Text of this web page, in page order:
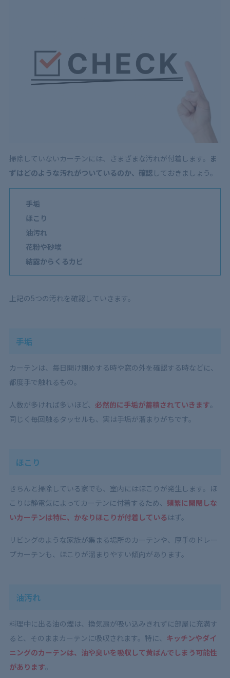
5.2臭い対策
虫対策
カーテン掃除のポイント【キレイに保つコツ3つ】
7 カーテン掃除はプロの掃除業者へ依頼もおすすめ
掃除していないカーテンには、さまざまな汚れが付着します。 ま
ずはどのような汚れがついているのか、確認 しておきましょう。
手垢
ほこり
油汚れ
花粉や砂埃
結露からくるカビ
上記の5つの汚れを確認していきます。
手垢
カーテンは、毎日開け閉めする時や窓の外を確認する時などに、
都度手で触れるもの。
人数が多ければ多いほど、 必然的に手垢が蓄積されていきます。
同じく毎回触るタッセルも、実は手垢が溜まりがちです。
ほこり
きちんと掃除している家でも、室内にはほこりが発生します。ほ
こり は静電気によってカーテンに付着するため、 頻繁に開閉しな
いカーテンは特に、かなりほこりが付着しているはず。
リビングのような家族が集まる場所のカーテンや、厚手のドレー
プカーテンも、ほこりが溜まりやすい傾向があります。
油汚れ
料理中に出る油の煙は、換気扇が吸い込みきれずに部屋に充満す
ると、そのままカーテンに吸収されます。特に、 キッチンやダイ
ニングのカーテンは、油や臭いを吸収して黄ばんでしまう可能性
があります。